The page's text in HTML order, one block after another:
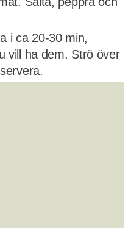
i ca 20-30 min,
vill ha dem. Strö över